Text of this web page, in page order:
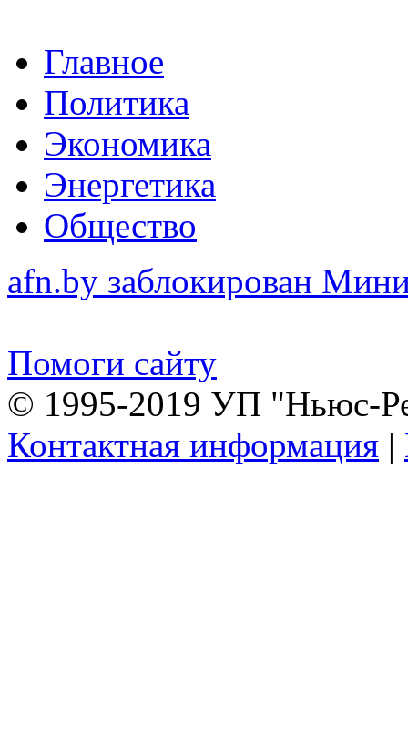
Главное
Политика
Экономика
Энергетика
Общество
afn.by заблокирован
Помоги сайту
© 1995-2019 УП "Ньюс-
Контактная информация |